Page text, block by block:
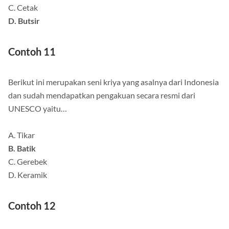
C. Cetak
D. Butsir
Contoh 11
Berikut ini merupakan seni kriya yang asalnya dari Indonesia
dan sudah mendapatkan pengakuan secara resmi dari
UNESCO yaitu…
A. Tikar
B. Batik
C. Gerebek
D. Keramik
Contoh 12